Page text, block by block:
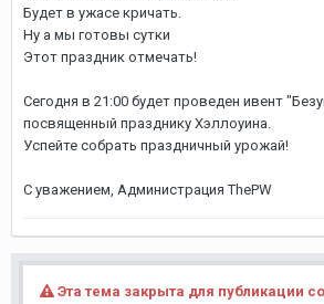
Будет в ужасе кричать.
Ну а мы готовы сутки
Этот праздник отмечать!
Сегодня в 21:00 будет проведен ивент
посвященный празднику Хэллоуина.
Успейте собрать праздничный урожай!
С уважением, Администрация ThePW
Эта тема закрыта для публикации